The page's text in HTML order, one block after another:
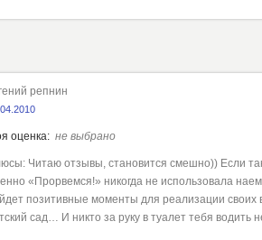
репнин
оценка: не выбрано
Читаю отзывы, становится смешно)) Если
«Прорвемся!» никогда не использовала
позитивные моменты для реализации своих
сад… И никто за руку в туалет тебя водить